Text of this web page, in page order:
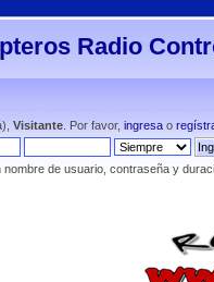
Radio
Visitante . Por favor, ingresa o
nombre de usuario, contraseña y